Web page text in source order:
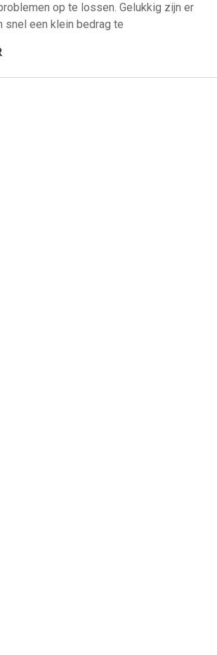
op te lossen. Gelukkig zijn er
een klein bedrag te